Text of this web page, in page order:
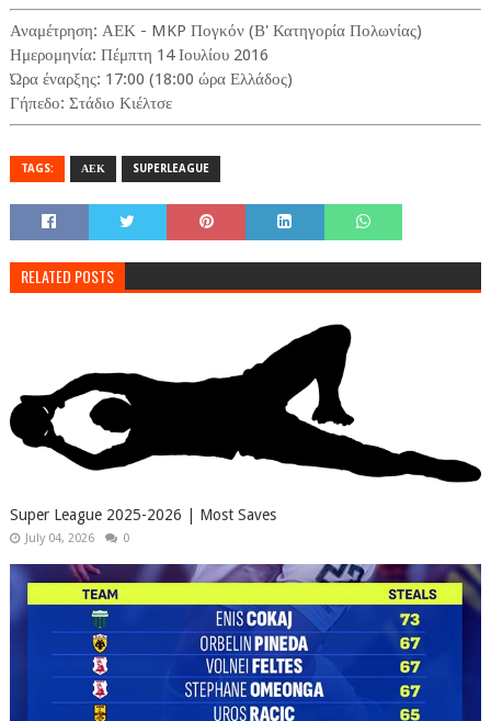
Αναμέτρηση: ΑΕΚ - MKP Πογκόν (Β' Κατηγορία Πολωνίας)
Ημερομηνία: Πέμπτη 14 Ιουλίου 2016
Ώρα έναρξης: 17:00 (18:00 ώρα Ελλάδος)
Γήπεδο: Στάδιο Κιέλτσε
TAGS: ΑΕΚ SUPERLEAGUE
RELATED POSTS
Super League 2025-2026 | Most Saves
July 04, 2026 0